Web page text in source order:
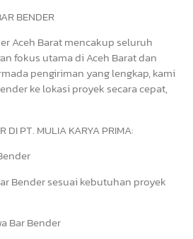
BENDER
Aceh Barat mencakup seluruh
fokus utama di Aceh Barat dan
pengiriman yang lengkap, kami
ke lokasi proyek secara cepat,
DI PT. MULIA KARYA PRIMA:
Bender sesuai kebutuhan proyek
Bar Bender